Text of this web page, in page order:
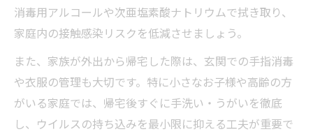
家庭内衛生を保つ消毒のタイミングと方法
ハウスクリーニングによる衛生管理の実践
ポイント
感染リスクを減らす消毒の頻度と注意点
家族を守る衛生管理とハウスクリーニング
の連携
消毒用アルコールや次亜塩素酸ナトリウムで拭き取り、
家庭内の接触感染リスクを低減させましょう。
また、家族が外出から帰宅した際は、玄関での手指消毒
や衣服の管理も大切です。特に小さなお子様や高齢の方
がいる家庭では、帰宅後すぐに手洗い・うがいを徹底
し、ウイルスの持ち込みを最小限に抑える工夫が重要で